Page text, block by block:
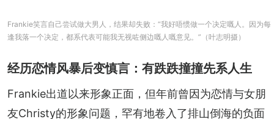
Frankie笑言自己尝试做大男人，结果却失败：“我好唔惯做一个决定嘅人。因为每
逢我落一个决定，都系代表可能我无视咗侧边嘅人嘅意见。”（叶志明摄）
经历恋情风暴后变慎言：有跌跌撞撞先系人生
Frankie出道以来形象正面，但年前曾因为恋情与女朋
友Christy的形象问题，罕有地卷入了排山倒海的负面